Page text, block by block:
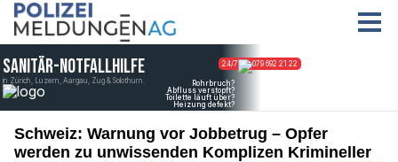
Schweiz: Warnung vor Jobbetrug – Opfer
werden zu unwissenden Komplizen Krimineller